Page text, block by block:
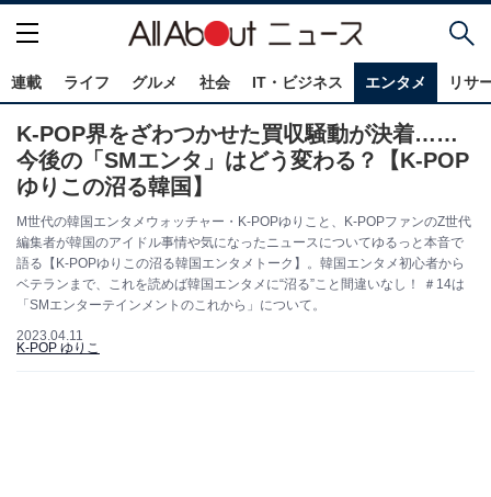
連載 ライフ グルメ 社会 IT・ビジネス エンタメ リサ
K-POP界をざわつかせた買収騒動が決着……
今後の「SMエンタ」はどう変わる？【K-POP
ゆりこの沼る韓国】
M世代の韓国エンタメウォッチャー・K-POPゆりこと、K-POPファンのZ世代
編集者が韓国のアイドル事情や気になったニュースについてゆるっと本音で
語る【K-POPゆりこの沼る韓国エンタメトーク】。韓国エンタメ初心者から
ベテランまで、これを読めば韓国エンタメに“沼る”こと間違いなし！ ＃14は
「SMエンターテインメントのこれから」について。
2023.04.11
K-POP ゆりこ